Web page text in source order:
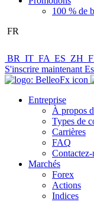
100 % de
FR
BR IT FA ES ZH
S'inscrire maintenant
Entreprise
À propos
Types de
Carrières
FAQ
Contactez-
Marchés
Forex
Actions
Indices